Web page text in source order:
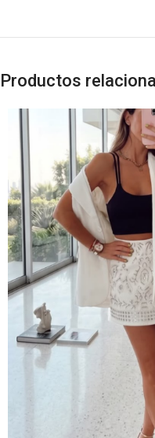
Productos